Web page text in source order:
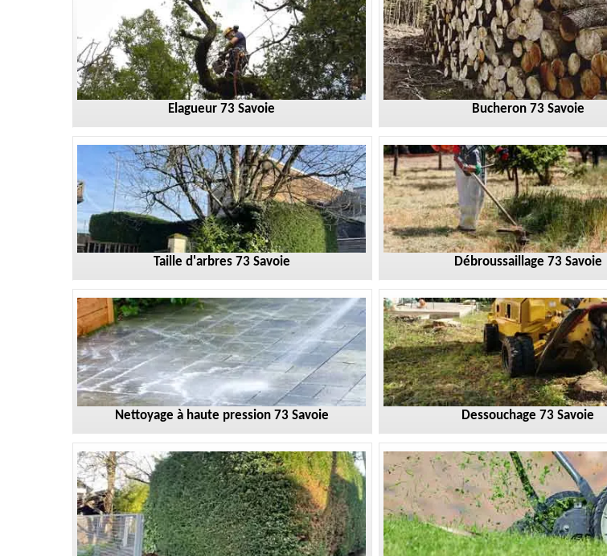
Elagueur 73 Savoie Bucheron 73 Savoie
Taille d'arbres 73 Savoie Débroussaillage 73 Savoie
Nettoyage à haute pression 73 Savoie Dessouchage 73 Savoie